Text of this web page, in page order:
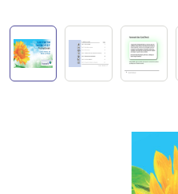
Afbeeldingengalerij overslaan